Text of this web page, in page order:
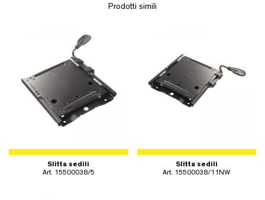
Prodotti simili
Slitta sedili
Art. 15500038/5
Slitta sedili
Art. 15500038/11NW